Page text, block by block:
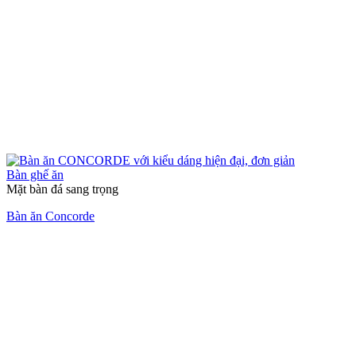
Bàn ghế ăn
Mặt bàn đá sang trọng
Bàn ăn Concorde